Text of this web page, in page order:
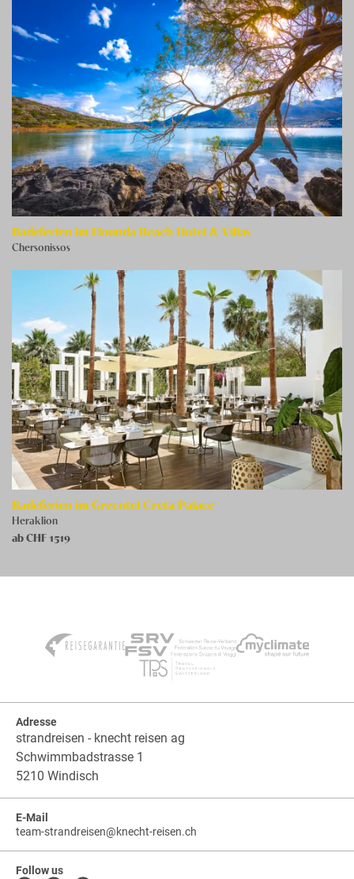
Badeferien im Elounda Beach Hotel & Villas
Chersonissos
Badeferien im Grecotel Creta Palace
Heraklion
ab CHF 1519
Adresse
strandreisen - knecht reisen ag
Schwimmbadstrasse 1
5210 Windisch
E-Mail
team-strandreisen@knecht-reisen.ch
Follow us